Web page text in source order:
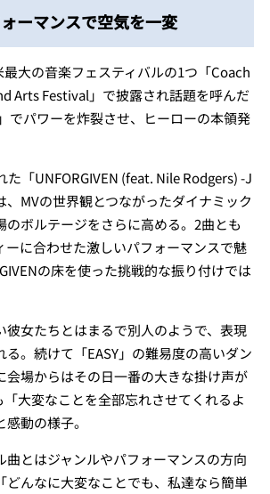
ーマンスで空気を一変
最大の音楽フェスティバルの1つ「Coach
Arts Festival」で披露され話題を呼んだ
でパワーを炸裂させ、ヒーローの本領発
「UNFORGIVEN (feat. Nile Rodgers) -J
、MVの世界観とつながったダイナミック
のボルテージをさらに高める。2曲とも
ーに合わせた激しいパフォーマンスで魅
の床を使った挑戦的な振り付けでは
彼女たちとはまるで別人のようで、表現
る。続けて「EASY」の難易度の高いダン
会場からはその日一番の大きな掛け声が
「大変なことを全部忘れさせてくれるよ
動の様子。
曲とはジャンルやパフォーマンスの方向
どんなに大変なことでも、私達なら簡単